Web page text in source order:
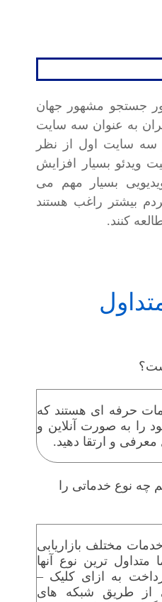
جستجو مشهور جهان
به عنوان سه سایت
سه سایت اول از نظر
ویدئو بسیار افزایش
بسیار مهم می
بیشتر راغب هستند
کنند.
حرفه ای هستند که
را به صورت آنلاین و
و ارتقا دهید.
چه نوع خدماتی را
مختلف بازاریابی
متداول ترین نوع آنها
به ازای کلیک –
از طریق شبکه های